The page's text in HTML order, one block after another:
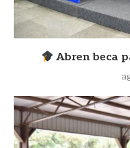
Abren beca